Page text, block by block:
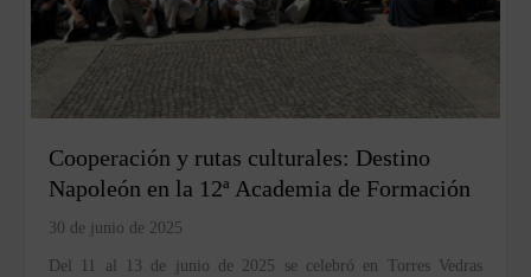
Cooperación y rutas culturales: Destino
Napoleón en la 12ª Academia de Formación
30 de junio de 2025
Del 11 al 13 de junio de 2025 se celebró en Torres Vedras